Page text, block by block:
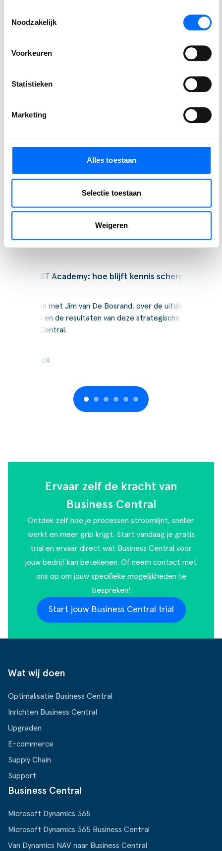
Noodzakelijk
Voorkeuren
Statistieken
Marketing
Alles toestaan
Selectie toestaan
Weigeren
⟵ Terug naar overzicht
Gerelateerde berichten
SucceedIT Academy: hoe blijft kennis scherp
Wij spraken met Jim van De Bosrand, over de uitdagingen,
de keuzes en de resultaten van deze strategische stap naar
Business Central.
LEES VERDER
Ervaar zelf de kracht van
Business Central
Ontdek zelf hoe je processen stroomlijnt, sneller
werkt en meer grip krijgt. Start vandaag je gratis
trial en ervaar direct wat Business Central voor
jouw bedrijf kan betekenen. Of neem contact met
ons op om jouw specifieke mogelijkheden te
bespreken!
Start jouw Business Central trial
Wat wij doen
Optimalisatie Business Central
Inrichten Business Central
Upgraden
E-commerce
Supply Chain
Support
Business Central
Microsoft Dynamics 365
Microsoft Dynamics 365 Business Central
Van Dynamics NAV naar Business Central